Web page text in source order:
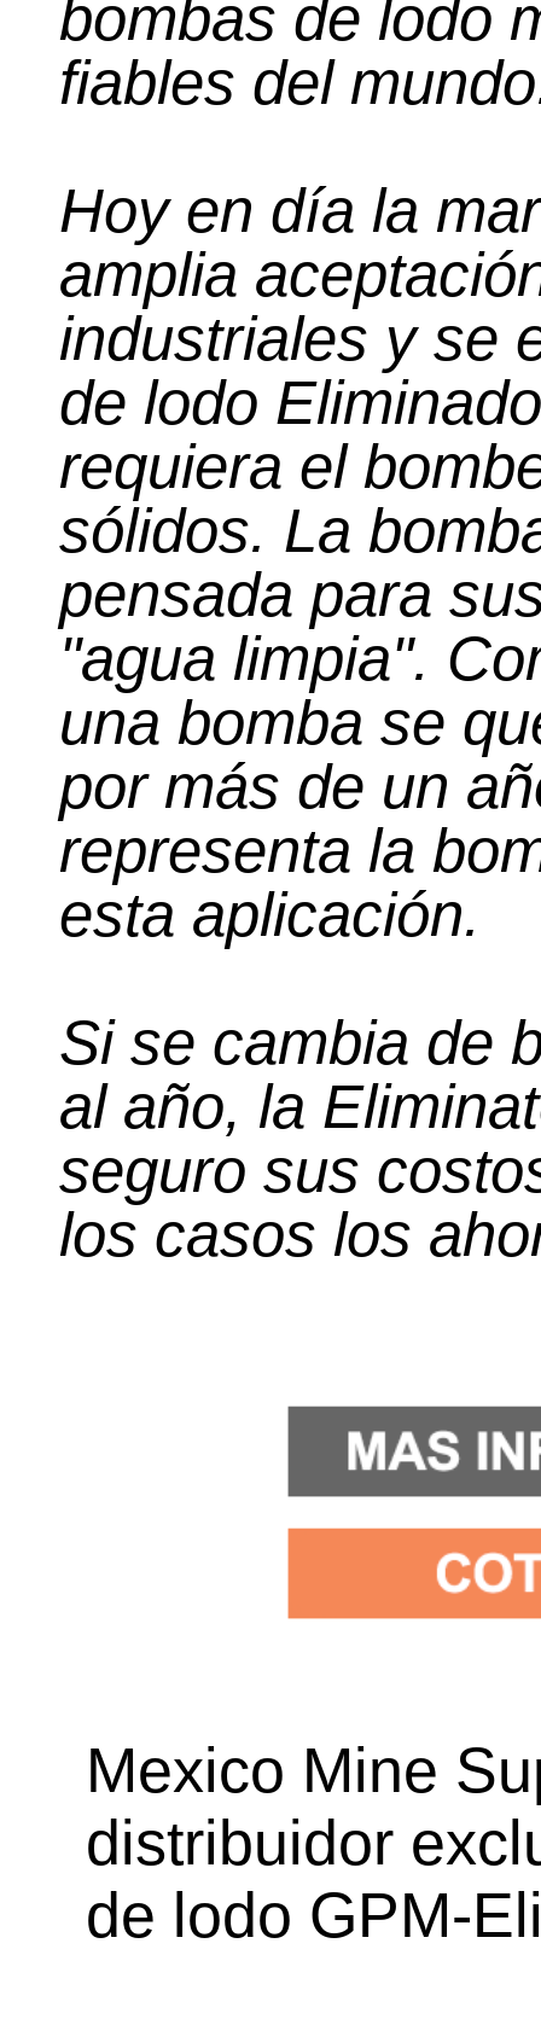
bombas de lodo
fiables del
Hoy en día la
amplia
industriales y se
de lodo
requiera el
sólidos. La
pensada para
"agua limpia".
una bomba se
por más de un
representa la
esta aplicación.
Si se cambia de
al año, la
seguro sus
los casos los
Mexico Mine
distribuidor
de lodo GPM-